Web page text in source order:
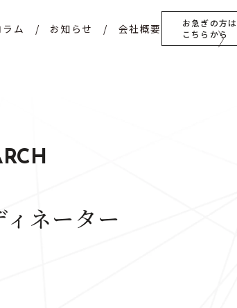
ム / お知らせ / 会社概要
お急ぎの方は
こちらから
ネーター